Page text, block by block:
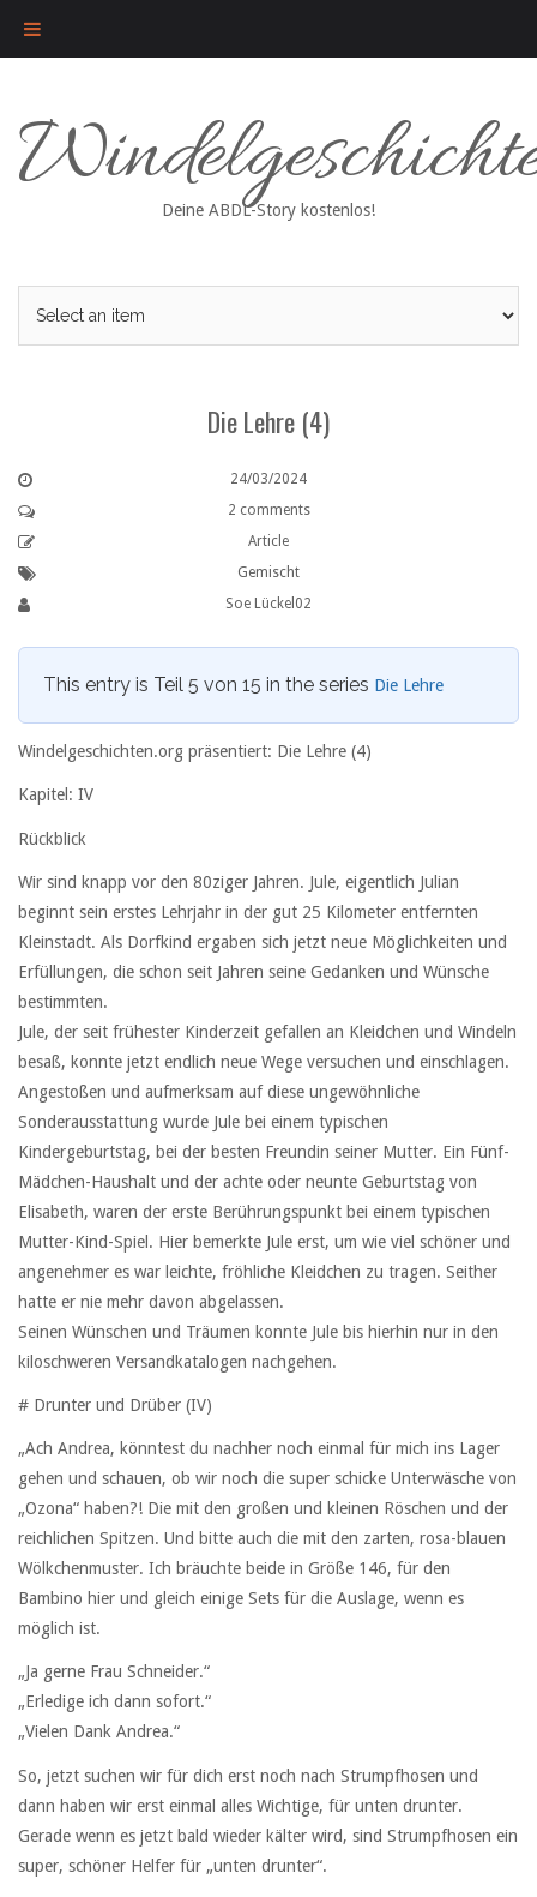
content
Deine ABDL-Story kostenlos!
Die Lehre (4)
24/03/2024
2 comments
Article
Gemischt
Soe Lückel02
This entry is Teil 5 von 15 in the series Die Lehre
Windelgeschichten.org präsentiert: Die Lehre (4)
Kapitel: IV
Rückblick
Wir sind knapp vor den 80ziger Jahren. Jule, eigentlich Julian
beginnt sein erstes Lehrjahr in der gut 25 Kilometer entfernten
Kleinstadt. Als Dorfkind ergaben sich jetzt neue Möglichkeiten und
Erfüllungen, die schon seit Jahren seine Gedanken und Wünsche
bestimmten.
Jule, der seit frühester Kinderzeit gefallen an Kleidchen und Windeln
besaß, konnte jetzt endlich neue Wege versuchen und einschlagen.
Angestoßen und aufmerksam auf diese ungewöhnliche
Sonderausstattung wurde Jule bei einem typischen
Kindergeburtstag, bei der besten Freundin seiner Mutter. Ein Fünf-
Mädchen-Haushalt und der achte oder neunte Geburtstag von
Elisabeth, waren der erste Berührungspunkt bei einem typischen
Mutter-Kind-Spiel. Hier bemerkte Jule erst, um wie viel schöner und
angenehmer es war leichte, fröhliche Kleidchen zu tragen. Seither
hatte er nie mehr davon abgelassen.
Seinen Wünschen und Träumen konnte Jule bis hierhin nur in den
kiloschweren Versandkatalogen nachgehen.
# Drunter und Drüber (IV)
„Ach Andrea, könntest du nachher noch einmal für mich ins Lager
gehen und schauen, ob wir noch die super schicke Unterwäsche von
„Ozona“ haben?! Die mit den großen und kleinen Röschen und der
reichlichen Spitzen. Und bitte auch die mit den zarten, rosa-blauen
Wölkchenmuster. Ich bräuchte beide in Größe 146, für den
Bambino hier und gleich einige Sets für die Auslage, wenn es
möglich ist.
„Ja gerne Frau Schneider.“
„Erledige ich dann sofort.“
„Vielen Dank Andrea.“
So, jetzt suchen wir für dich erst noch nach Strumpfhosen und
dann haben wir erst einmal alles Wichtige, für unten drunter.
Gerade wenn es jetzt bald wieder kälter wird, sind Strumpfhosen ein
super, schöner Helfer für „unten drunter“.